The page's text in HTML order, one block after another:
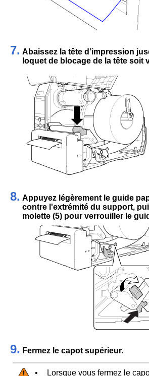
7. Abaissez la tête d’impression
loquet de blocage de la tête soit
8. Appuyez légèrement le guide
contre l'extrémité du support,
molette (5) pour verrouiller le
9. Fermez le capot supérieur.
• Lorsque vous fermez le